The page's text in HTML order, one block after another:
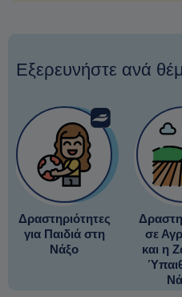
Εξερευνήστε ανά
Δραστηριότητες
για Παιδιά στη
Νάξο
σε
και η